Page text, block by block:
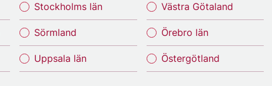
Stockholms län
Sörmland
Uppsala län
Västra Götaland
Örebro län
Östergötland